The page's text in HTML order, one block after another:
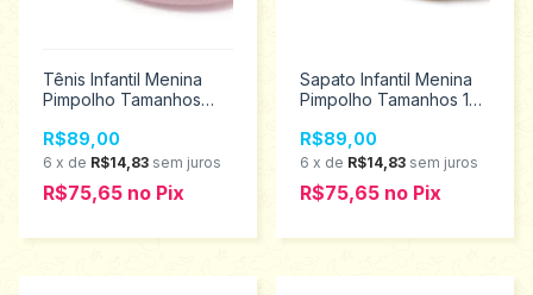
Tênis Infantil Menina
Pimpolho Tamanhos
R$89,00
6 x de R$14,83 sem juros
R$75,65 no Pix
Sapato Infantil Menina
Pimpolho Tamanhos 16
R$89,00
6 x de R$14,83 sem juros
R$75,65 no Pix